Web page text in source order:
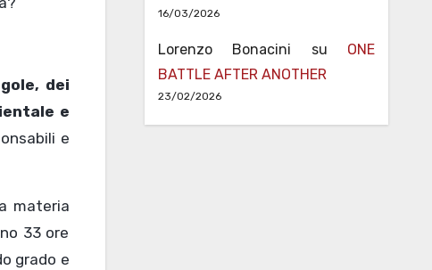
dei
e
e
materia
33 ore
grado e
16/03/2026
Lorenzo Bonacini su ONE
BATTLE AFTER ANOTHER
23/02/2026